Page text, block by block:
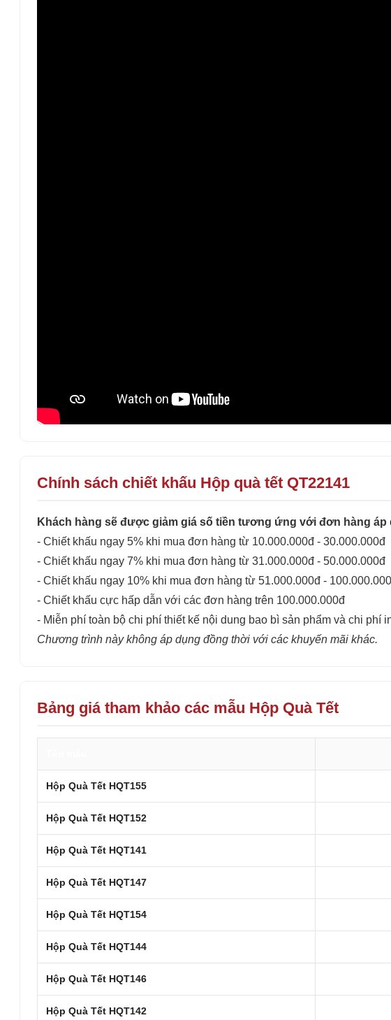
Chính sách chiết khấu Hộp quà tết QT22141
Khách hàng sẽ được giảm giá số tiền tương ứng với đơn hàng áp
- Chiết khấu ngay 5% khi mua đơn hàng từ 10.000.000đ - 30.000.000đ
- Chiết khấu ngay 7% khi mua đơn hàng từ 31.000.000đ - 50.000.000đ
- Chiết khấu ngay 10% khi mua đơn hàng từ 51.000.000đ -
- Chiết khấu cực hấp dẫn với các đơn hàng trên 100.000.000đ
- Miễn phí toàn bộ chi phí thiết kế nội dung bao bì sản phẩm và chi phí
Chương trình này không áp dụng đồng thời với các khuyến mãi khác.
Bảng giá tham khảo các mẫu Hộp Quà Tết
Hộp Quà Tết HQT155
Hộp Quà Tết HQT152
Hộp Quà Tết HQT141
Hộp Quà Tết HQT147
Hộp Quà Tết HQT154
Hộp Quà Tết HQT144
Hộp Quà Tết HQT146
Hộp Quà Tết HQT142